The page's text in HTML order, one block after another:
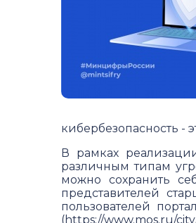
кибербезопасность -
В рамках
различным типам
можно сохранить
представителей
пользователей
(https://www.mos.ru/